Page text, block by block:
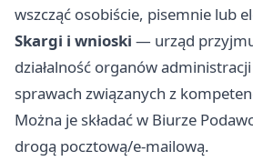
wszcząć osobiście, pisemnie lub
Skargi i wnioski — urząd
działalność organów
sprawach związanych z
Można je składać w Biurze
drogą pocztową/e-mailową.